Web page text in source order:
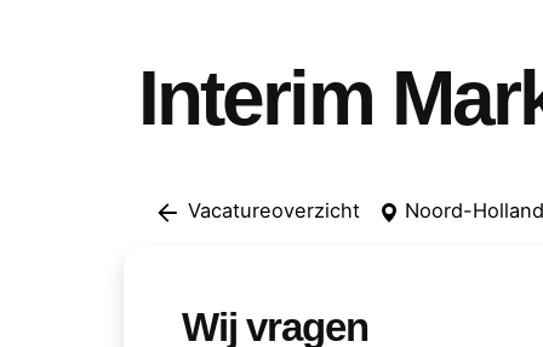
Interim
Vacatureoverzicht Noord-Holland
Wij vragen